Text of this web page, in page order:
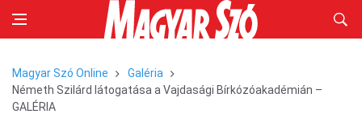
Magyar Szó Online
Galéria
Németh Szilárd látogatása a Vajdasági Bírkózóakadémián –
GALÉRIA